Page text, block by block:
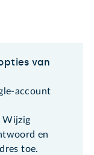
van
account
Wijzig
en
toe.